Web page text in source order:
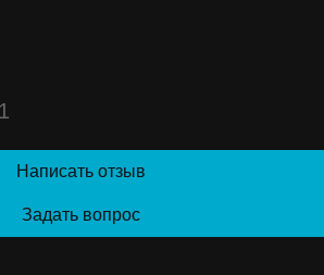
Написать отзыв
Задать вопрос